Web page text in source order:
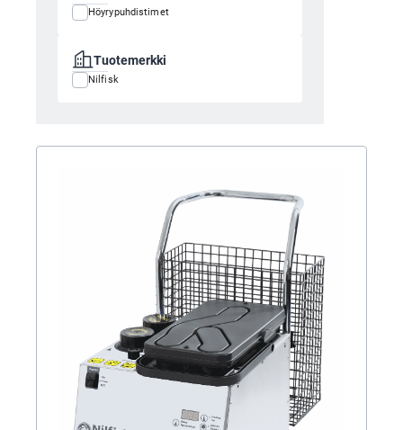
Höyrypuhdistimet
Tuotemerkki
Nilfisk